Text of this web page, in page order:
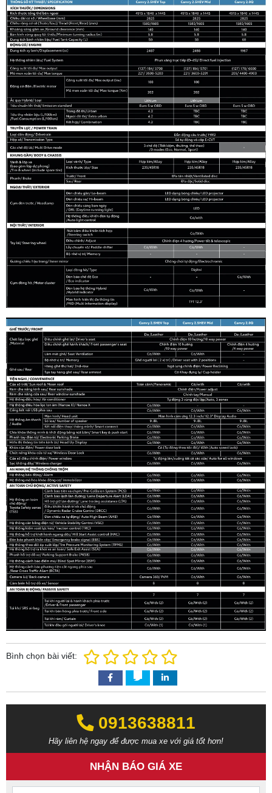
0913638811‬‬
Hãy liên hệ ngay để được mua xe với giá tốt hơn!
NHẬN BÁO GIÁ XE
Bình chọn bài viết: